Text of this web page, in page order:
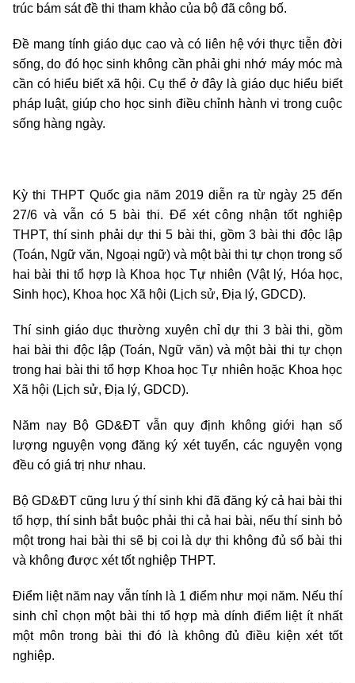
trúc bám sát đề thi tham khảo của bộ đã công bố.
Đề mang tính giáo dục cao và có liên hệ với thực tiễn đời
sống, do đó học sinh không cần phải ghi nhớ máy móc mà
cần có hiểu biết xã hội. Cụ thể ở đây là giáo dục hiểu biết
pháp luật, giúp cho học sinh điều chỉnh hành vi trong cuộc
sống hàng ngày.
Kỳ thi THPT Quốc gia năm 2019 diễn ra từ ngày 25 đến
27/6 và vẫn có 5 bài thi. Để xét công nhận tốt nghiệp
THPT, thí sinh phải dự thi 5 bài thi, gồm 3 bài thi độc lập
(Toán, Ngữ văn, Ngoại ngữ) và một bài thi tự chọn trong số
hai bài thi tổ hợp là Khoa học Tự nhiên (Vật lý, Hóa học,
Sinh học), Khoa học Xã hội (Lịch sử, Địa lý, GDCD).
Thí sinh giáo dục thường xuyên chỉ dự thi 3 bài thi, gồm
hai bài thi độc lập (Toán, Ngữ văn) và một bài thi tự chọn
trong hai bài thi tổ hợp Khoa học Tự nhiên hoặc Khoa học
Xã hội (Lịch sử, Địa lý, GDCD).
Năm nay Bộ GD&ĐT vẫn quy định không giới hạn số
lượng nguyện vọng đăng ký xét tuyển, các nguyện vọng
đều có giá trị như nhau.
Bộ GD&ĐT cũng lưu ý thí sinh khi đã đăng ký cả hai bài thi
tổ hợp, thí sinh bắt buộc phải thi cả hai bài, nếu thí sinh bỏ
một trong hai bài thi sẽ bị coi là dự thi không đủ số bài thi
và không được xét tốt nghiệp THPT.
Điểm liệt năm nay vẫn tính là 1 điểm như mọi năm. Nếu thí
sinh chỉ chọn một bài thi tổ hợp mà dính điểm liệt ít nhất
một môn trong bài thi đó là không đủ điều kiện xét tốt
nghiệp.